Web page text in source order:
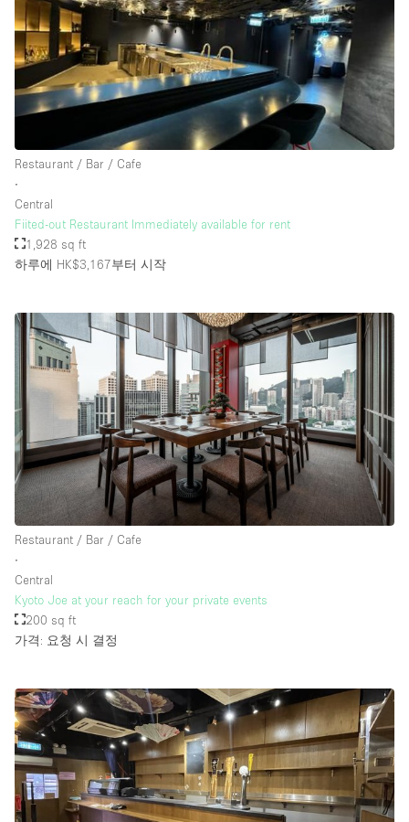
Restaurant / Bar / Cafe
∙
Central
Fiited-out Restaurant Immediately available for rent
1,928 sq ft
하루에 HK$3,167부터 시작
Restaurant / Bar / Cafe
∙
Central
Kyoto Joe at your reach for your private events
200 sq ft
가격: 요청 시 결정